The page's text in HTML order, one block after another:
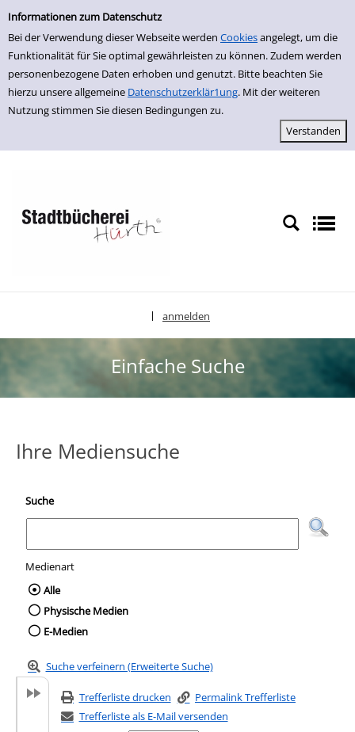
Einfache Suche
Informationen zum Datenschutz
Bei der Verwendung dieser Webseite werden Cookiesangelegt, um die
Funktionalität für Sie optimal gewährleisten zu können. Zudem werden
personenbezogene Daten erhoben und genutzt. Bitte beachten Sie
hierzu unsere allgemeine Datenschutzerklär1ung. Mit der weiteren
Nutzung stimmen Sie diesen Bedingungen zu.
zur Navigation springen
zum Inhalt springen
Zu den Suchfiltern springen
Zur Trefferliste springen
anmelden
Einfache Suche
Ihre Mediensuche
Suche
Medienart
Wählen Sie die Medienart nach der Sie
Alle
Physische Medien
E-Medien
Suche verfeinern (Erweiterte Suche)
Trefferliste drucken
Permalink Trefferliste
Trefferliste als E-Mail versenden